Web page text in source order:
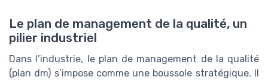
Le plan de management de la qualité, un
pilier industriel
Dans l’industrie, le plan de management de la qualité
(plan dm) s’impose comme une boussole stratégique. Il